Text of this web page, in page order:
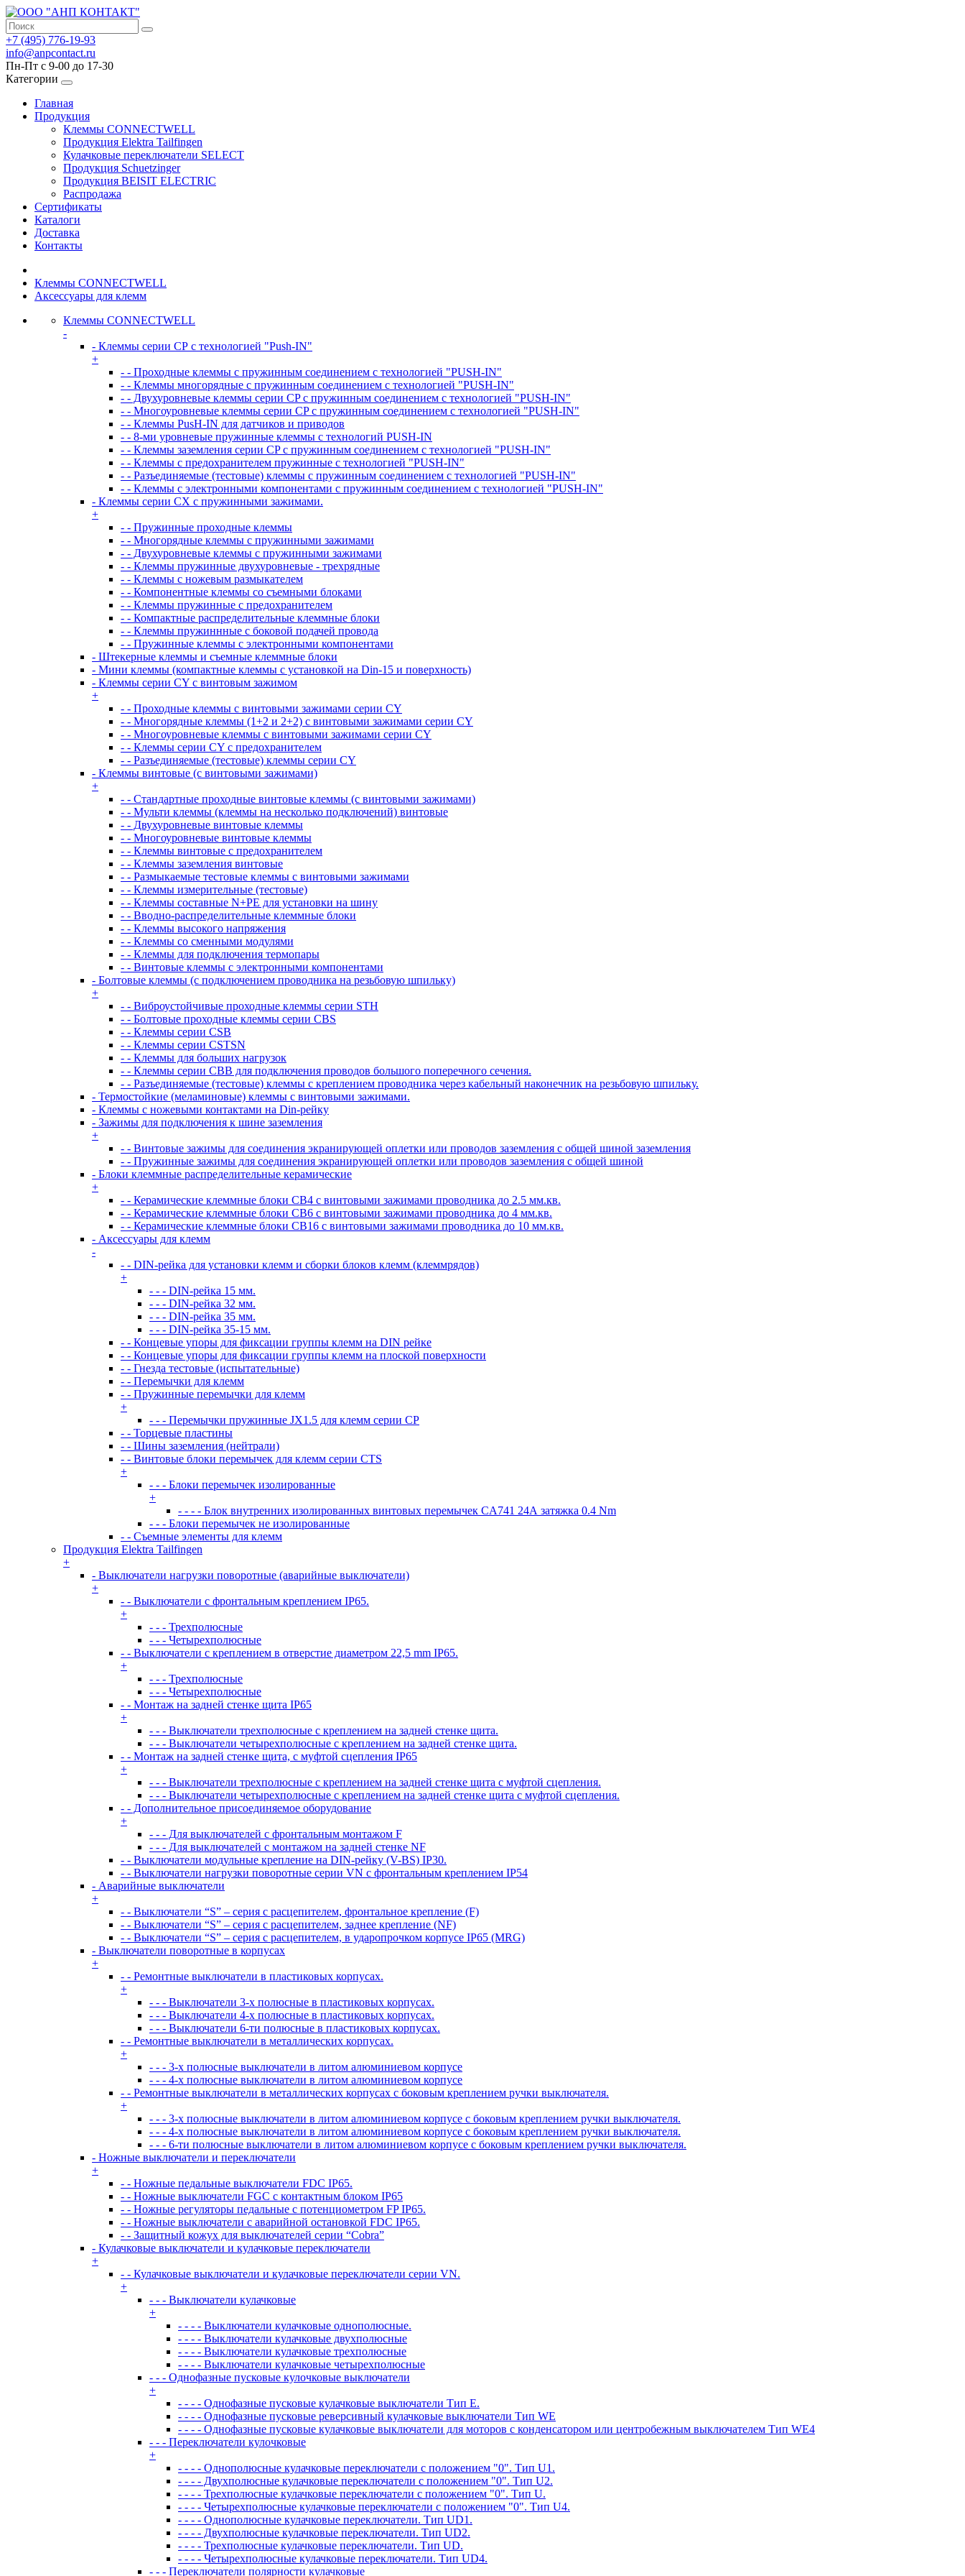
+7 (495) 776-19-93
info@anpcontact.ru
Пн-Пт с 9-00 до 17-30
Категории
Главная
Продукция
Клеммы CONNECTWELL
Продукция Elektra Tailfingen
Кулачковые переключатели SELECT
Продукция Schuetzinger
Продукция BEISIT ELECTRIC
Распродажа
Сертификаты
Каталоги
Доставка
Контакты
Клеммы CONNECTWELL
Аксессуары для клемм
Клеммы CONNECTWELL
-
- Клеммы серии СР с технологией "Push-IN"
+
- - Проходные клеммы с пружинным соединением с технологией "PUSH-IN"
- - Клеммы многорядные с пружинным соединением с технологией "PUSH-IN"
- - Двухуровневые клеммы серии CP с пружинным соединением с технологией "PUSH-IN"
- - Многоуровневые клеммы серии CP с пружинным соединением с технологией "PUSH-IN"
- - Клеммы PusH-IN для датчиков и приводов
- - 8-ми уровневые пружинные клеммы с технологий PUSH-IN
- - Клеммы заземления серии CP с пружинным соединением с технологией "PUSH-IN"
- - Клеммы с предохранителем пружинные с технологией "PUSH-IN"
- - Разъединяемые (тестовые) клеммы с пружинным соединением с технологией "PUSH-IN"
- - Клеммы с электронными компонентами с пружинным соединением с технологией "PUSH-IN"
- Клеммы серии CX с пружинными зажимами.
+
- - Пружинные проходные клеммы
- - Многорядные клеммы с пружинными зажимами
- - Двухуровневые клеммы с пружинными зажимами
- - Клеммы пружинные двухуровневые - трехрядные
- - Клеммы с ножевым размыкателем
- - Компонентные клеммы со съемными блоками
- - Клеммы пружинные с предохранителем
- - Компактные распределительные клеммные блоки
- - Клеммы пружиннные с боковой подачей провода
- - Пружинные клеммы с электронными компонентами
- Штекерные клеммы и съемные клеммные блоки
- Мини клеммы (компактные клеммы с установкой на Din-15 и поверхность)
- Клеммы серии CY с винтовым зажимом
+
- - Проходные клеммы с винтовыми зажимами серии CY
- - Многорядные клеммы (1+2 и 2+2) с винтовыми зажимами серии CY
- - Многоуровневые клеммы с винтовыми зажимами серии CY
- - Клеммы серии CY с предохранителем
- - Разъединяемые (тестовые) клеммы серии CY
- Клеммы винтовые (с винтовыми зажимами)
+
- - Стандартные проходные винтовые клеммы (с винтовыми зажимами)
- - Мульти клеммы (клеммы на несколько подключений) винтовые
- - Двухуровневые винтовые клеммы
- - Многоуровневые винтовые клеммы
- - Клеммы винтовые с предохранителем
- - Клеммы заземления винтовые
- - Размыкаемые тестовые клеммы с винтовыми зажимами
- - Клеммы измерительные (тестовые)
- - Клеммы составные N+PE для установки на шину
- - Вводно-распределительные клеммные блоки
- - Клеммы высокого напряжения
- - Клеммы со сменными модулями
- - Клеммы для подключения термопары
- - Винтовые клеммы с электронными компонентами
- Болтовые клеммы (с подключением проводника на резьбовую шпильку)
+
- - Виброустойчивые проходные клеммы серии STH
- - Болтовые проходные клеммы серии CBS
- - Клеммы серии CSB
- - Клеммы серии CSTSN
- - Клеммы для больших нагрузок
- - Клеммы серии CBB для подключения проводов большого поперечного сечения.
- - Разъединяемые (тестовые) клеммы с креплением проводника через кабельный наконечник на резьбовую шпильку.
- Термостойкие (меламиновые) клеммы с винтовыми зажимами.
- Клеммы с ножевыми контактами на Din-рейку
- Зажимы для подключения к шине заземления
+
- - Винтовые зажимы для соединения экранирующей оплетки или проводов заземления с общей шиной заземления
- - Пружинные зажимы для соединения экранирующей оплетки или проводов заземления с общей шиной
- Блоки клеммные распределительные керамические
+
- - Керамические клеммные блоки CB4 с винтовыми зажимами проводника до 2.5 мм.кв.
- - Керамические клеммные блоки CB6 с винтовыми зажимами проводника до 4 мм.кв.
- - Керамические клеммные блоки CB16 с винтовыми зажимами проводника до 10 мм.кв.
- Аксессуары для клемм
-
- - DIN-рейка для установки клемм и сборки блоков клемм (клеммрядов)
+
- - - DIN-рейка 15 мм.
- - - DIN-рейка 32 мм.
- - - DIN-рейка 35 мм.
- - - DIN-рейка 35-15 мм.
- - Концевые упоры для фиксации группы клемм на DIN рейке
- - Концевые упоры для фиксации группы клемм на плоской поверхности
- - Гнезда тестовые (испытательные)
- - Перемычки для клемм
- - Пружинные перемычки для клемм
+
- - - Перемычки пружинные JX1.5 для клемм серии CP
- - Торцевые пластины
- - Шины заземления (нейтрали)
- - Винтовые блоки перемычек для клемм серии CTS
+
- - - Блоки перемычек изолированные
+
- - - - Блок внутренних изолированных винтовых перемычек CA741 24А затяжка 0.4 Nm
- - - Блоки перемычек не изолированные
- - Съемные элементы для клемм
Продукция Elektra Tailfingen
+
- Выключатели нагрузки поворотные (аварийные выключатели)
+
- - Выключатели с фронтальным креплением IP65.
+
- - - Трехполюсные
- - - Четырехполюсные
- - Выключатели с креплением в отверстие диаметром 22,5 mm IP65.
+
- - - Трехполюсные
- - - Четырехполюсные
- - Монтаж на задней стенке щита IP65
+
- - - Выключатели трехполюсные с креплением на задней стенке щита.
- - - Выключатели четырехполюсные с креплением на задней стенке щита.
- - Монтаж на задней стенке щита, с муфтой сцепления IP65
+
- - - Выключатели трехполюсные с креплением на задней стенке щита с муфтой сцепления.
- - - Выключатели четырехполюсные с креплением на задней стенке щита с муфтой сцепления.
- - Дополнительное присоединяемое оборудование
+
- - - Для выключателей с фронтальным монтажом F
- - - Для выключателей с монтажом на задней стенке NF
- - Выключатели модульные крепление на DIN-рейку (V-BS) IP30.
- - Выключатели нагрузки поворотные серии VN c фронтальным креплением IP54
- Аварийные выключатели
+
- - Выключатели “S” – серия с расцепителем, фронтальное крепление (F)
- - Выключатели “S” – серия с расцепителем, заднее крепление (NF)
- - Выключатели “S” – серия с расцепителем, в ударопрочком корпусе IP65 (MRG)
- Выключатели поворотные в корпусах
+
- - Ремонтные выключатели в пластиковых корпусах.
+
- - - Выключатели 3-х полюсные в пластиковых корпусах.
- - - Выключатели 4-х полюсные в пластиковых корпусах.
- - - Выключатели 6-ти полюсные в пластиковых корпусах.
- - Ремонтные выключатели в металлических корпусах.
+
- - - 3-х полюсные выключатели в литом алюминиевом корпусе
- - - 4-х полюсные выключатели в литом алюминиевом корпусе
- - Ремонтные выключатели в металлических корпусах с боковым креплением ручки выключателя.
+
- - - 3-х полюсные выключатели в литом алюминиевом корпусе с боковым креплением ручки выключателя.
- - - 4-х полюсные выключатели в литом алюминиевом корпусе с боковым креплением ручки выключателя.
- - - 6-ти полюсные выключатели в литом алюминиевом корпусе с боковым креплением ручки выключателя.
- Ножные выключатели и переключатели
+
- - Ножные педальные выключатели FDC IP65.
- - Ножные выключатели FGC с контактным блоком IP65
- - Ножные регуляторы педальные с потенциометром FP IP65.
- - Ножные выключатели с аварийной остановкой FDC IP65.
- - Защитный кожух для выключателей серии “Cobra”
- Кулачковые выключатели и кулачковые переключатели
+
- - Кулачковые выключатели и кулачковые переключатели серии VN.
+
- - - Выключатели кулачковые
+
- - - - Выключатели кулачковые однополюсные.
- - - - Выключатели кулачковые двухполюсные
- - - - Выключатели кулачковые трехполюсные
- - - - Выключатели кулачковые четырехполюсные
- - - Однофазные пусковые кулочковые выключатели
+
- - - - Однофазные пусковые кулачковые выключатели Тип E.
- - - - Однофазные пусковые реверсивный кулачковые выключатели Тип WE
- - - - Однофазные пусковые кулачковые выключатели для моторов с конденсатором или центробежным выключателем Тип WE4
- - - Переключатели кулочковые
+
- - - - Однополюсные кулачковые переключатели с положением "0". Тип U1.
- - - - Двухполюсные кулачковые переключатели с положением "0". Тип U2.
- - - - Трехполюсные кулачковые переключатели с положением "0". Тип U.
- - - - Четырехполюсные кулачковые переключатели с положением "0". Тип U4.
- - - - Однополюсные кулачковые переключатели. Тип UD1.
- - - - Двухполюсные кулачковые переключатели. Тип UD2.
- - - - Трехполюсные кулачковые переключатели. Тип UD.
- - - - Четырехполюсные кулачковые переключатели. Тип UD4.
- - - Переключатели полярности кулачковые